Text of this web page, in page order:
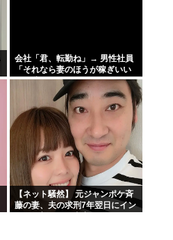
会社「君、転勤ね」→ 男性社員
「それなら妻のほうが稼ぎいい
んで辞めます」⇒ 結果・・・
【ネット騒然】 元ジャンポケ斉
藤の妻、夫の求刑7年翌日にイン